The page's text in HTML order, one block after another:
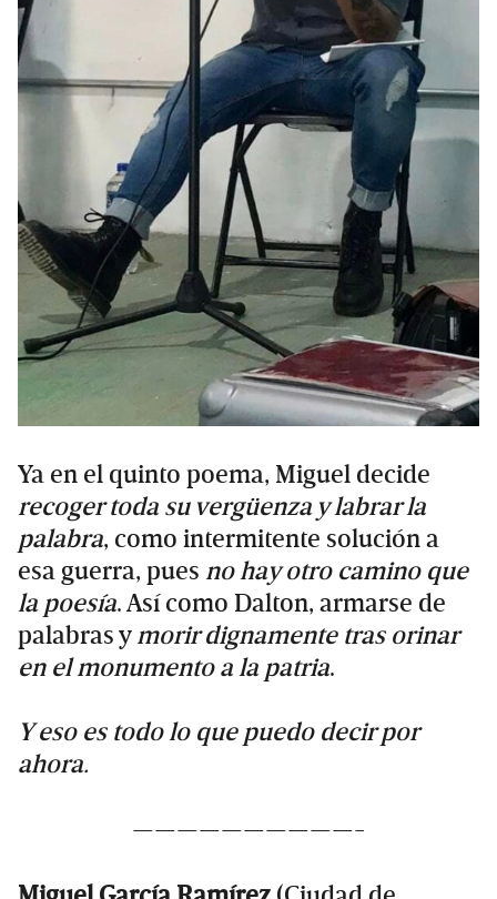
Ya en el quinto poema, Miguel decide
recoger toda su vergüenza y labrar la
palabra, como intermitente solución a
esa guerra, pues no hay otro camino que
la poesía. Así como Dalton, armarse de
palabras ymorir dignamente tras orinar
en el monumento a la patria.
Y eso es todo lo que puedo decir por
ahora.
——————————-